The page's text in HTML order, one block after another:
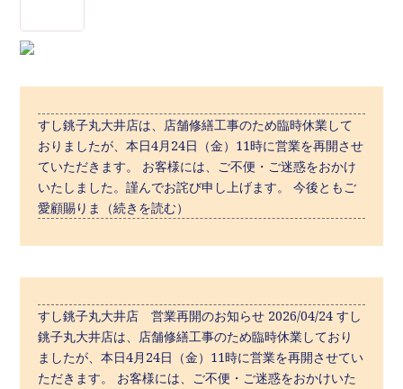
すし銚子丸大井店は、店舗修繕工事のため臨時休業して
おりましたが、本日4月24日（金）11時に営業を再開させ
ていただきます。 お客様には、ご不便・ご迷惑をおかけ
いたしました。謹んでお詫び申し上げます。 今後ともご
愛顧賜りま（続きを読む）
すし銚子丸大井店 営業再開のお知らせ 2026/04/24 すし
銚子丸大井店は、店舗修繕工事のため臨時休業しており
ましたが、本日4月24日（金）11時に営業を再開させてい
ただきます。 お客様には、ご不便・ご迷惑をおかけいた